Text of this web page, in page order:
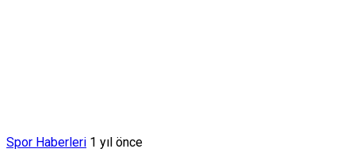
Spor Haberleri 1 yıl önce